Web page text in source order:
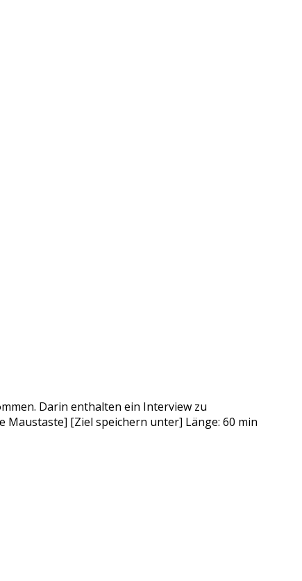
Darin enthalten ein Interview zu
[Ziel speichern unter] Länge: 60 min